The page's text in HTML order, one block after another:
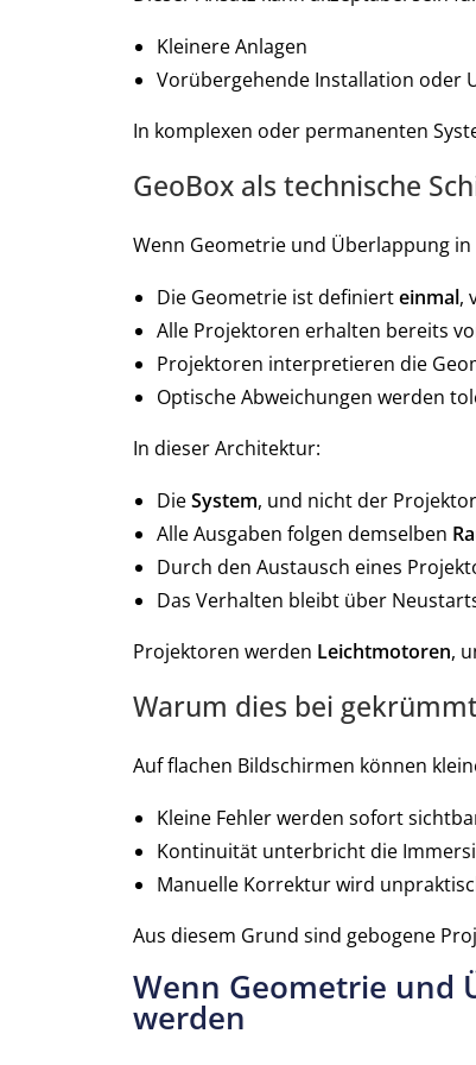
Kleinere Anlagen
Vorübergehende Installation oder
In komplexen oder permanenten
GeoBox als technische
Wenn Geometrie und Überlappung
Die Geometrie ist definierteinmal,
Alle Projektoren erhalten bereits
Projektoren interpretieren die
Optische Abweichungen werden
In dieser Architektur:
DieSystem, und nicht der
Alle Ausgaben folgen demselben
Durch den Austausch eines
Das Verhalten bleibt über
Projektoren werden Leichtmotoren,
Warum dies bei
Auf flachen Bildschirmen können
Kleine Fehler werden sofort
Kontinuität unterbricht die
Manuelle Korrektur wird
Aus diesem Grund sind gebogene
Wenn Geometrie und
werden